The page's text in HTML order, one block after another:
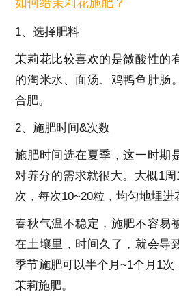
如何给茉莉花施肥？
1、选择肥料
茉莉花比较喜欢的是微酸性的
的淘米水、面汤、鸡鸭鱼肚肠
合肥。
2、施肥时间&次数
施肥时间选在夏季，这一时期
对养分的需求就很大。大概1
次，每次10~20粒，均匀地埋进
春秋气温不稳定，施肥不容易
在土壤里，时间久了，就会导
季节施肥可以半个月~1个月1
茉莉施肥。